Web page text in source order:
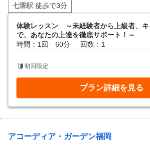
七隈駅 徒歩で3分
体験レッスン ～未経験者から上級者、キ
で、あなたの上達を徹底サポート！～
時間：1回 60分
回数：1
初回限定
プラン詳細を見る
アコーディア・ガーデン福岡